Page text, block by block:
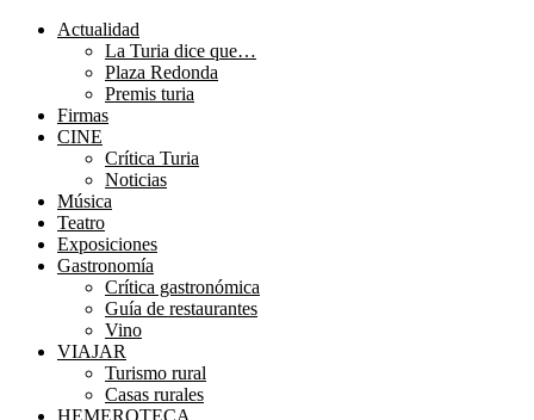
Menú
Actualidad
La Turia dice que…
Plaza Redonda
Premis turia
Firmas
CINE
Crítica Turia
Noticias
Música
Teatro
Exposiciones
Gastronomía
Crítica gastronómica
Guía de restaurantes
Vino
VIAJAR
Turismo rural
Casas rurales
HEMEROTECA